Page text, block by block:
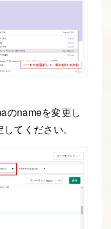
のnameを変更し
てください。